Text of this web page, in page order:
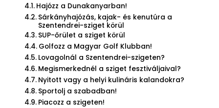
Hajózz a Dunakanyarban!
Sárkányhajózás, kajak- és kenutúra a
Szentendrei-sziget körül
SUP-őrület a sziget körül
Golfozz a Magyar Golf Klubban!
Lovagolnál a Szentendrei-szigeten?
Megismerkednél a sziget fesztiváljaival?
Nyitott vagy a helyi kulináris kalandokra?
Sportolj a szabadban!
Piacozz a szigeten!